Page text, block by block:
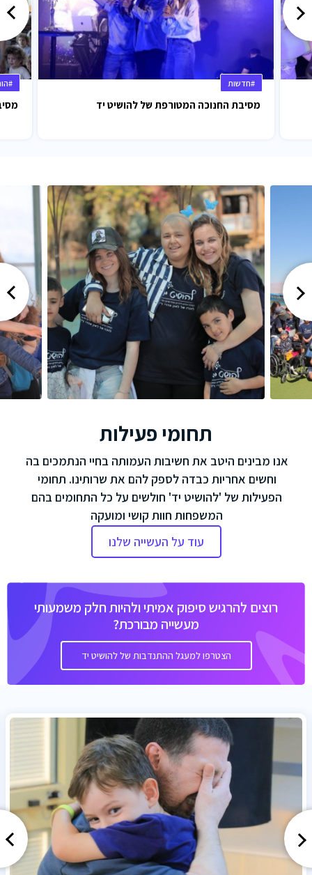
#חדשות
מסיבת החנוכה המטורפת של להושיט יד
תחומי פעילות
אנו מבינים היטב את חשיבות העמותה בחיי הנתמכים בה
וחשים אחריות כבדה לספק להם את שרותינו. תחומי
הפעילות של 'להושיט יד' חולשים על כל התחומים בהם
המשפחות חוות קושי ומועקה
עוד על העשייה שלנו
רוצים להרגיש סיפוק אמיתי ולהיות חלק משמעותי
מעשייה מבורכת?
הצטרפו למעגל ההתנדבות של להושיט יד